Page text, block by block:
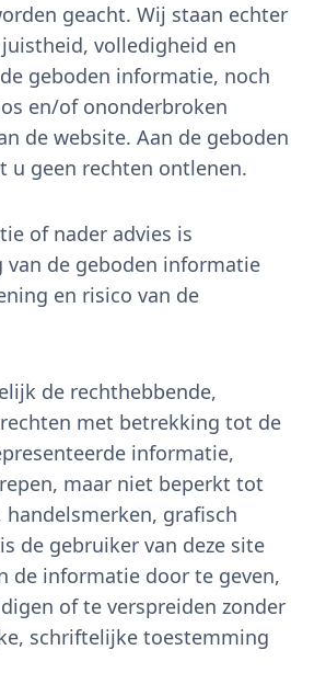
geacht. Wij staan echter
volledigheid en
geboden informatie, noch
en/of ononderbroken
de website. Aan de geboden
u geen rechten ontlenen.
of nader advies is
van de geboden informatie
en risico van de
de rechthebbende,
met betrekking tot de
informatie,
maar niet beperkt tot
handelsmerken, grafisch
de gebruiker van deze site
de informatie door te geven,
of te verspreiden zonder
schriftelijke toestemming